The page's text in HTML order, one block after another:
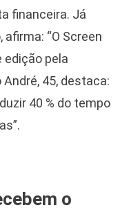
financeira. Já
“O Screen
edição pela
45, destaca:
40 % do tempo
o